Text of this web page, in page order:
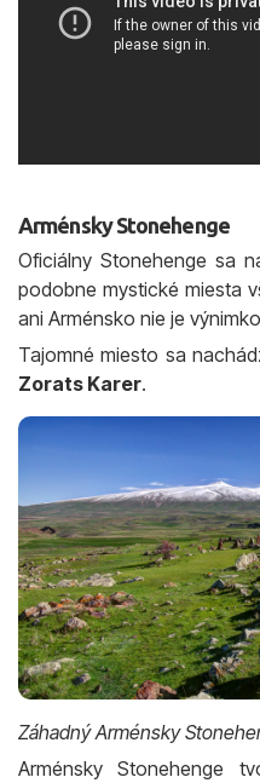
Arménsky Stonehenge
Oficiálny Stonehenge sa
podobne mystické miesta
ani Arménsko nie je
Tajomné miesto sa
Zorats Karer.
Záhadný Arménsky
Arménsky Stonehenge